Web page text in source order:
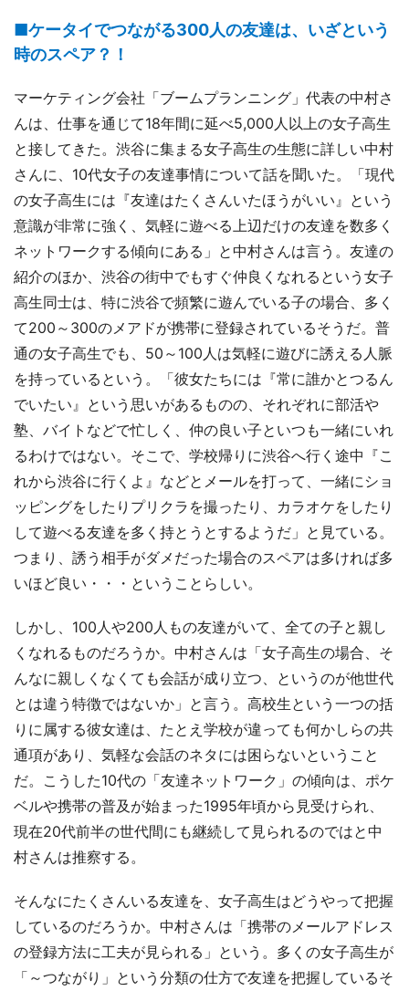
■ケータイでつながる300人の友達は、いざという
時のスペア？！
マーケティング会社「ブームプランニング」代表の中村さ
んは、仕事を通じて18年間に延べ5,000人以上の女子高生
と接してきた。渋谷に集まる女子高生の生態に詳しい中村
さんに、10代女子の友達事情について話を聞いた。「現代
の女子高生には『友達はたくさんいたほうがいい』という
意識が非常に強く、気軽に遊べる上辺だけの友達を数多く
ネットワークする傾向にある」と中村さんは言う。友達の
紹介のほか、渋谷の街中でもすぐ仲良くなれるという女子
高生同士は、特に渋谷で頻繁に遊んでいる子の場合、多く
て200～300のメアドが携帯に登録されているそうだ。普
通の女子高生でも、50～100人は気軽に遊びに誘える人脈
を持っているという。「彼女たちには『常に誰かとつるん
でいたい』という思いがあるものの、それぞれに部活や
塾、バイトなどで忙しく、仲の良い子といつも一緒にいれ
るわけではない。そこで、学校帰りに渋谷へ行く途中『こ
れから渋谷に行くよ』などとメールを打って、一緒にショ
ッピングをしたりプリクラを撮ったり、カラオケをしたり
して遊べる友達を多く持とうとするようだ」と見ている。
つまり、誘う相手がダメだった場合のスペアは多ければ多
いほど良い・・・ということらしい。
しかし、100人や200人もの友達がいて、全ての子と親し
くなれるものだろうか。中村さんは「女子高生の場合、そ
んなに親しくなくても会話が成り立つ、というのが他世代
とは違う特徴ではないか」と言う。高校生という一つの括
りに属する彼女達は、たとえ学校が違っても何かしらの共
通項があり、気軽な会話のネタには困らないということ
だ。こうした10代の「友達ネットワーク」の傾向は、ポケ
ベルや携帯の普及が始まった1995年頃から見受けられ、
現在20代前半の世代間にも継続して見られるのではと中
村さんは推察する。
そんなにたくさんいる友達を、女子高生はどうやって把握
しているのだろうか。中村さんは「携帯のメールアドレス
の登録方法に工夫が見られる」という。多くの女子高生が
「～つながり」という分類の仕方で友達を把握しているそ